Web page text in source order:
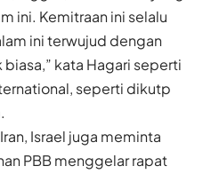
ini. Kemitraan ini selalu
ini terwujud dengan
kata Hagari seperti
seperti dikutp
Israel juga meminta
PBB menggelar rapat